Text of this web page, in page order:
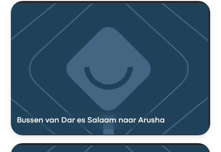
Bussen van Dar es Salaam naar Arusha